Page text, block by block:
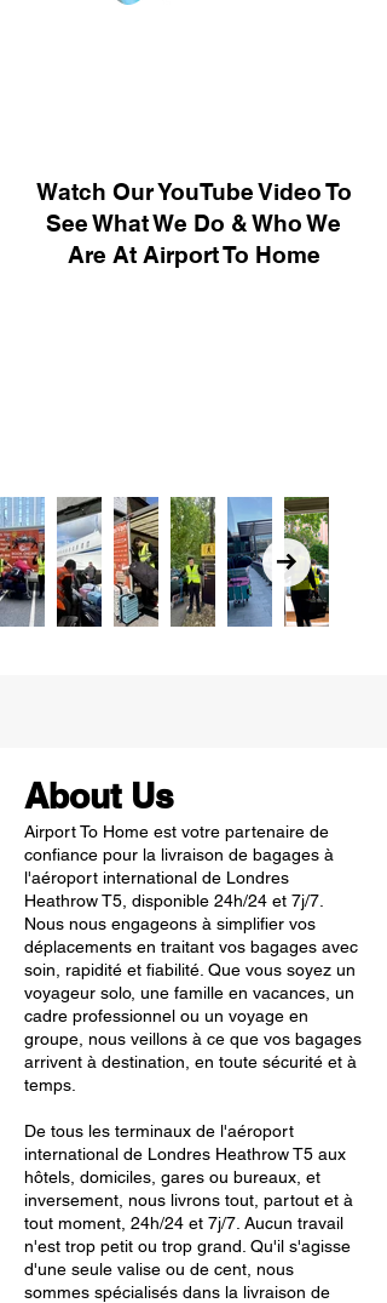
Watch Our YouTube Video To
See What We Do & Who We
Are At Airport To Home
About Us
Airport To Home est votre partenaire de
confiance pour la livraison de bagages à
l'aéroport international de Londres
Heathrow T5, disponible 24h/24 et 7j/7.
Nous nous engageons à simplifier vos
déplacements en traitant vos bagages avec
soin, rapidité et fiabilité. Que vous soyez un
voyageur solo, une famille en vacances, un
cadre professionnel ou un voyage en
groupe, nous veillons à ce que vos bagages
arrivent à destination, en toute sécurité et à
temps.
De tous les terminaux de l'aéroport
international de Londres Heathrow T5 aux
hôtels, domiciles, gares ou bureaux, et
inversement, nous livrons tout, partout et à
tout moment, 24h/24 et 7j/7. Aucun travail
n'est trop petit ou trop grand. Qu'il s'agisse
d'une seule valise ou de cent, nous
sommes spécialisés dans la livraison de